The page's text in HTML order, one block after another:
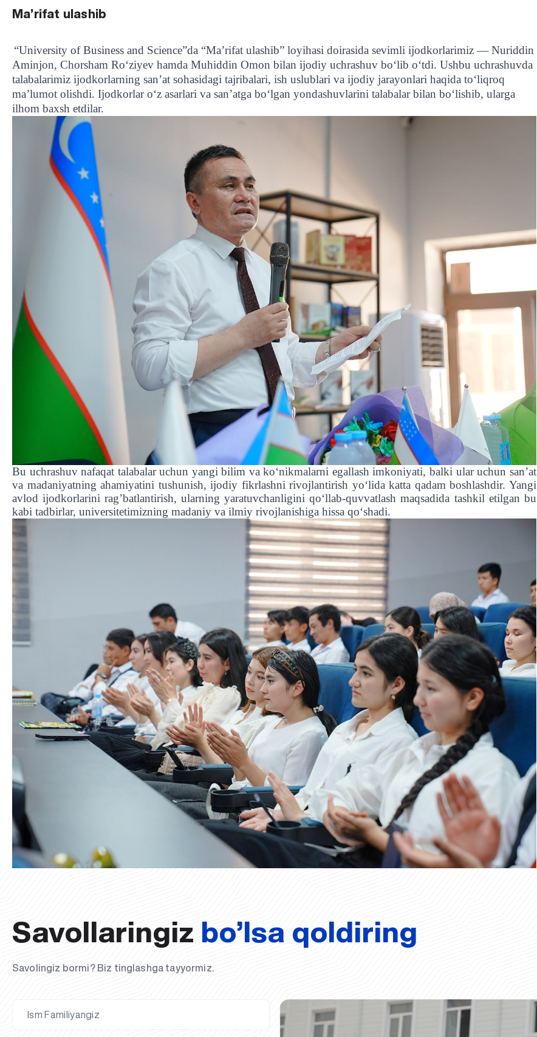
Ma’rifat ulashib
“University of Business and Science”da “Ma’rifat ulashib” loyihasi doirasida sevimli ijodkorlarimiz — Nuriddin
Aminjon, Chorsham Ro‘ziyev hamda Muhiddin Omon bilan ijodiy uchrashuv bo‘lib o‘tdi. Ushbu uchrashuvda
talabalarimiz ijodkorlarning san’at sohasidagi tajribalari, ish uslublari va ijodiy jarayonlari haqida to‘liqroq
ma’lumot olishdi. Ijodkorlar o‘z asarlari va san’atga bo‘lgan yondashuvlarini talabalar bilan bo‘lishib, ularga
ilhom baxsh etdilar.
Bu uchrashuv nafaqat talabalar uchun yangi bilim va ko‘nikmalarni egallash imkoniyati, balki ular uchun san’at
va madaniyatning ahamiyatini tushunish, ijodiy fikrlashni rivojlantirish yo‘lida katta qadam boshlashdir. Yangi
avlod ijodkorlarini rag’batlantirish, ularning yaratuvchanligini qo‘llab-quvvatlash maqsadida tashkil etilgan bu
kabi tadbirlar, universitetimizning madaniy va ilmiy rivojlanishiga hissa qo‘shadi.
Savollaringiz bo’lsa qoldiring
Savolingiz bormi? Biz tinglashga tayyormiz.